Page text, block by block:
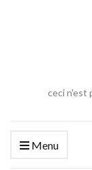
ceci n'est
Menu